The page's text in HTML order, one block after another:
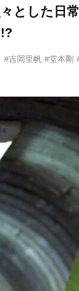
とした日
#吉岡里帆 #堂本剛